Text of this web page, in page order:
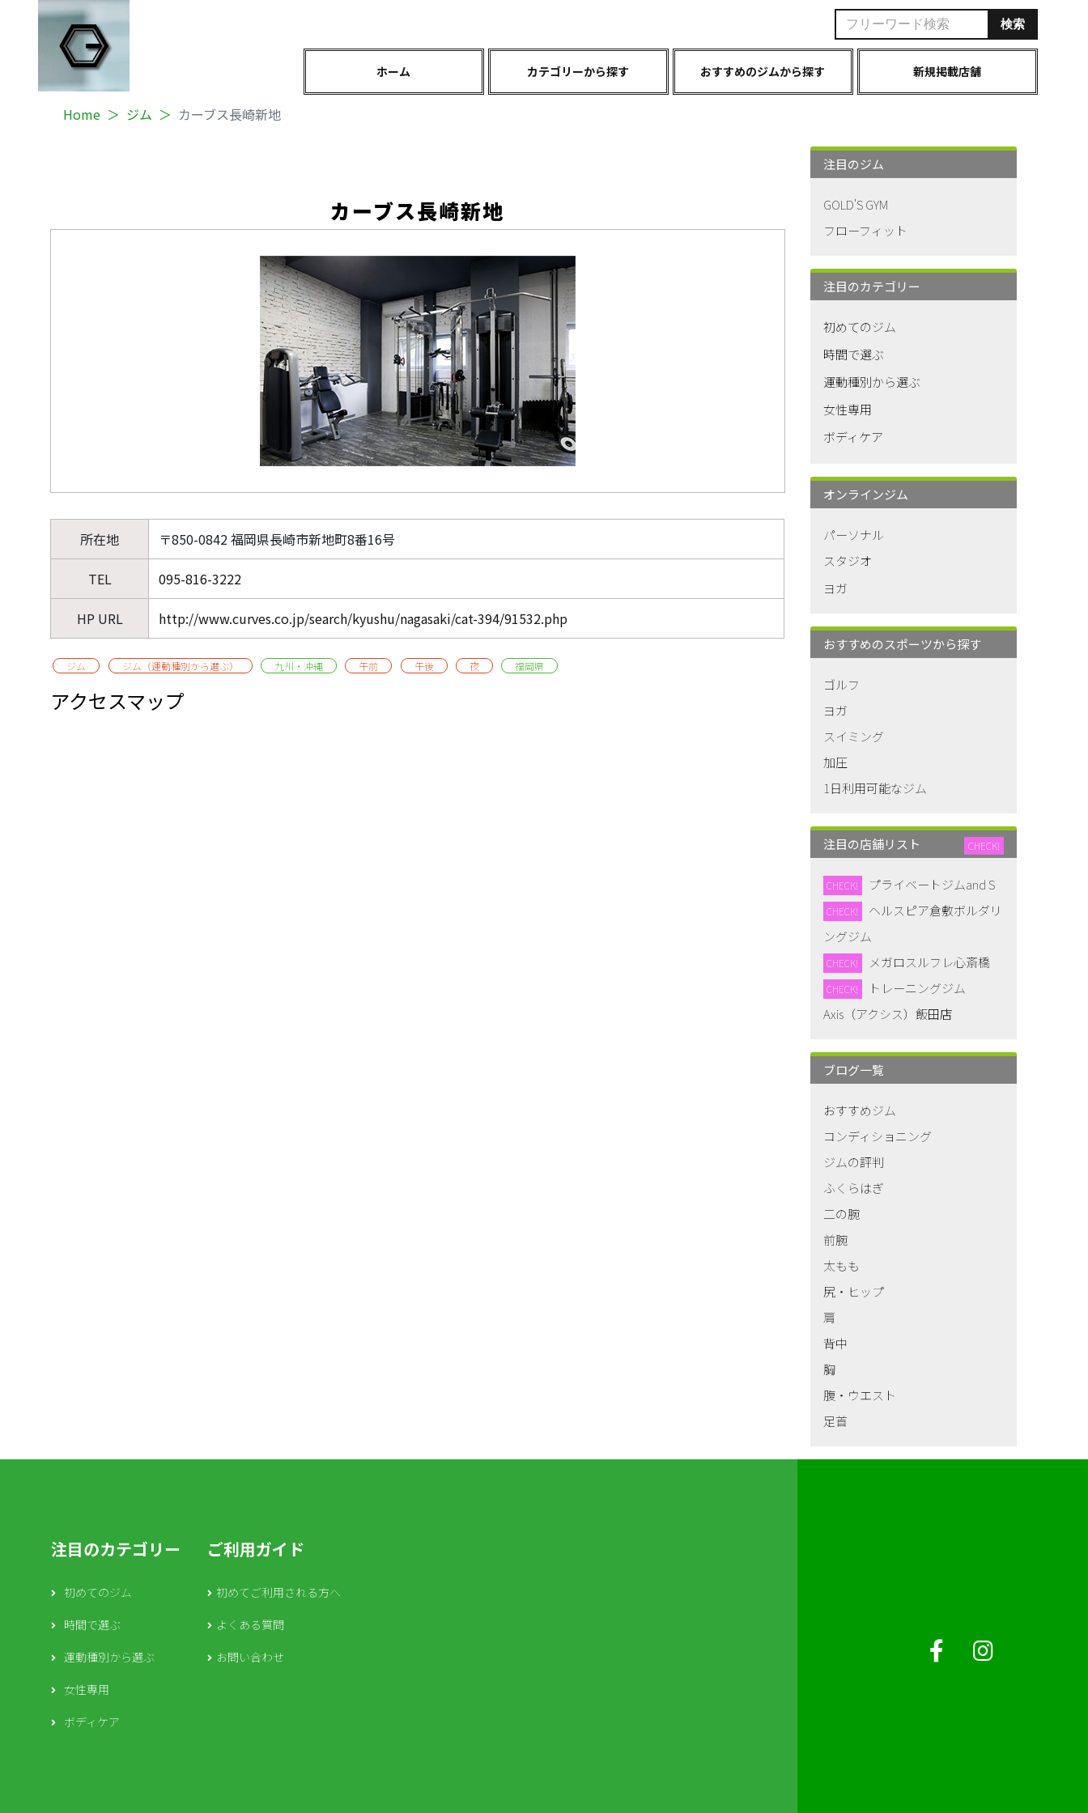
ホーム カテゴリーから探す おすすめのジムから探す 新規掲載店舗
Home ジム カーブス長崎新地
カーブス長崎新地
所在地 〒850-0842 福岡県長崎市新地町8番16号
TEL 095-816-3222
HP URL http://www.curves.co.jp/search/kyushu/nagasaki/cat-394/91532.php
ジム ジム（運動種別から選ぶ） 九州・沖縄 午前 午後 夜 福岡県
アクセスマップ
注目のジム
GOLD'S GYM
フローフィット
注目のカテゴリー
初めてのジム
時間で選ぶ
運動種別から選ぶ
女性専用
ボディケア
オンラインジム
パーソナル
スタジオ
ヨガ
おすすめのスポーツから探す
ゴルフ
ヨガ
スイミング
加圧
1日利用可能なジム
注目の店舗リスト CHECK!
CHECK! プライベートジムand S
CHECK!
ヘルスピア倉敷ボルダリ
ングジム
CHECK! メガロスルフレ心斎橋
CHECK!
トレーニングジム
Axis（アクシス）飯田店
ブログ一覧
おすすめジム
コンディショニング
ジムの評判
ふくらはぎ
二の腕
前腕
太もも
尻・ヒップ
肩
背中
胸
腹・ウエスト
足首
注目のカテゴリー
初めてのジム
時間で選ぶ
運動種別から選ぶ
女性専用
ボディケア
ご利用ガイド
初めてご利用される方へ
よくある質問
お問い合わせ